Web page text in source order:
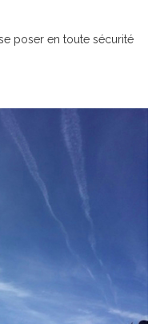
poser en toute sécurité